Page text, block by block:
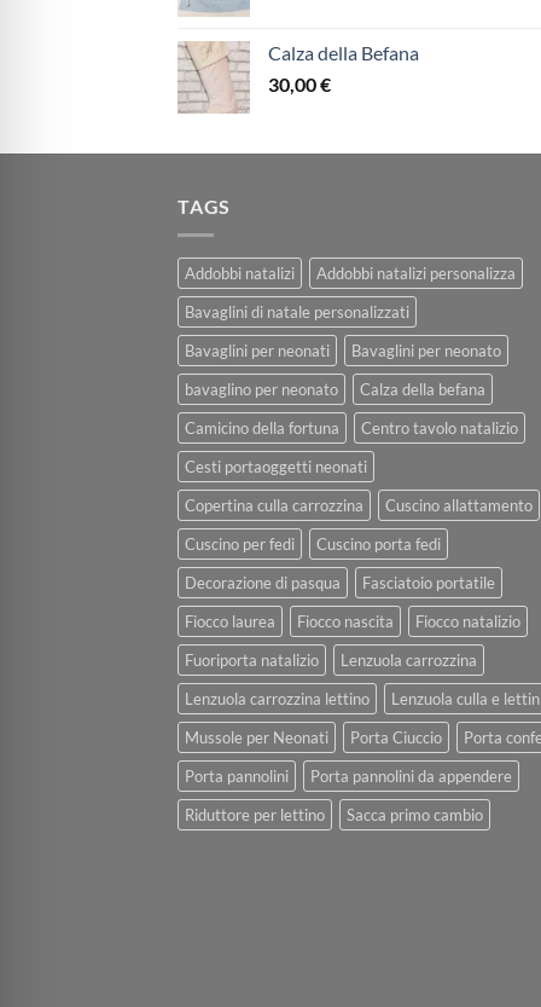
Calza della Befana
30,00€
TAGS
Addobbi natalizi
Addobbi natalizi personalizza
Bavaglini di natale personalizzati
Bavaglini per neonati
Bavaglini per neonato
bavaglino per neonato
Calza della befana
Camicino della fortuna
Centro tavolo natalizio
Cesti portaoggetti neonati
Copertina culla carrozzina
Cuscino allattamento
Cuscino per fedi
Cuscino porta fedi
Decorazione di pasqua
Fasciatoio portatile
Fiocco laurea
Fiocco nascita
Fiocco natalizio
Fuoriporta natalizio
Lenzuola carrozzina
Lenzuola carrozzina lettino
Lenzuola culla e
Mussole per Neonati
Porta Ciuccio
Porta
Porta pannolini
Porta pannolini da appendere
Riduttore per lettino
Sacca primo cambio